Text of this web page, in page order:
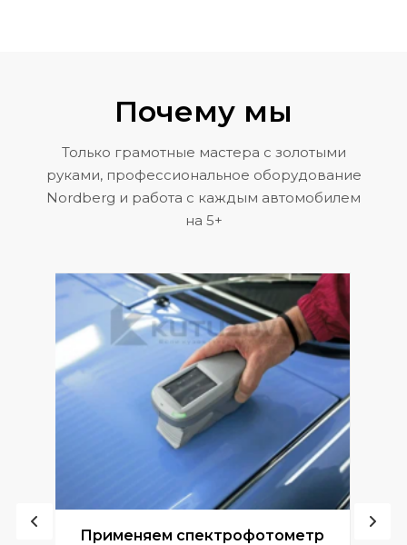
Почему мы
Только грамотные мастера с золотыми
руками, профессиональное оборудование
Nordberg и работа с каждым автомобилем
на 5+
Применяем спектрофотометр